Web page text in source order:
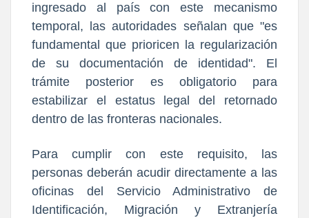
ingresado al país con este mecanismo
temporal, las autoridades señalan que "es
fundamental que prioricen la regularización
de su documentación de identidad". El
trámite posterior es obligatorio para
estabilizar el estatus legal del retornado
dentro de las fronteras nacionales.
Para cumplir con este requisito, las
personas deberán acudir directamente a las
oficinas del Servicio Administrativo de
Identificación, Migración y Extranjería